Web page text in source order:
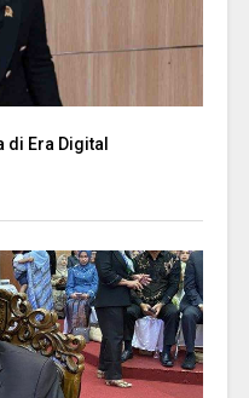
di Era Digital